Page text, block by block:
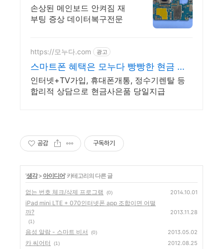
최신장비와 정품부품 당
일수리
손상된 메인보드 안켜짐 재
부팅 증상 데이터복구전문
https://모누다.com 광고
스마트폰 혜택은 모누다 빵빵한 현금 사
은품
인터넷+TV가입, 휴대폰개통, 정수기렌탈 등
합리적 상담으로 현금사은품 당일지급
공감 구독하기
'생각> 아이디어' 카테고리의 다른 글
없는 번호 체크/삭제 프로그램 (0) 2014.10.01
iPad mini LTE + 070인터넷폰 app 조합이면 어떨
까?
(1)
2013.11.28
음성 알람 - 스마트 비서 (0) 2013.05.02
카 씨어터 (1) 2012.08.25